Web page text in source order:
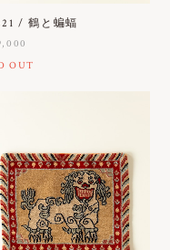
/ 鶴と蝙蝠
OUT